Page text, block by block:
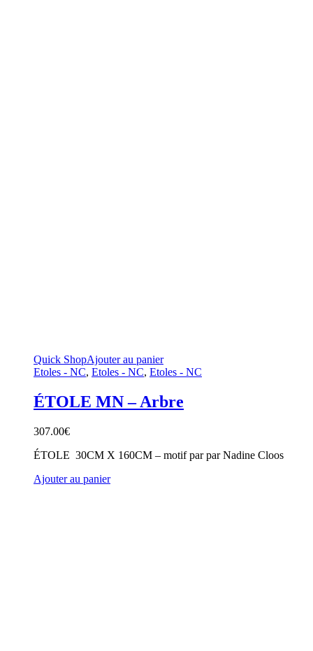
Quick ShopAjouter au panier
Etoles - NC, Etoles - NC, Etoles - NC
ÉTOLE MN – Arbre
307.00€
ÉTOLE 30CM X 160CM – motif par par Nadine Cloos
Ajouter au panier